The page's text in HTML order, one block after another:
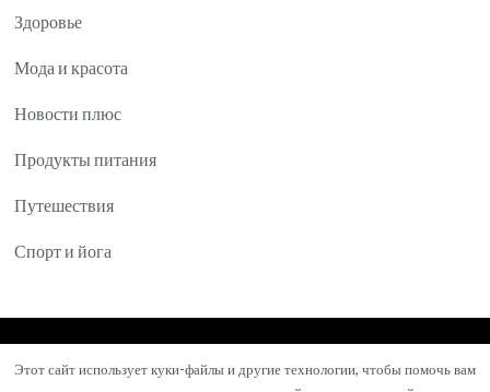
Здоровье
Мода и красота
Новости плюс
Продукты питания
Путешествия
Спорт и йога
Mental Health Coach | Разработана Blossom
Этот сайт использует куки-файлы и другие технологии, чтобы помочь вам